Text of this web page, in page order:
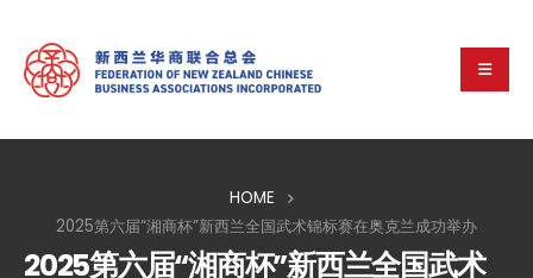
HOME
2025第六届“湘商杯”新西兰全国武术锦标赛在奥克兰成功举办
2025第六届“湘商杯”新西兰全国武术